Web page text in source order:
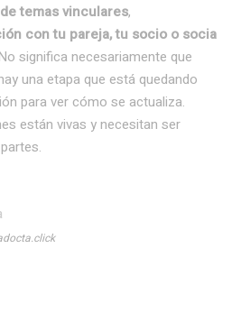
temas vinculares,
con tu pareja, tu socio o socia
No significa necesariamente que
una etapa que está quedando
para ver cómo se actualiza.
están vivas y necesitan ser